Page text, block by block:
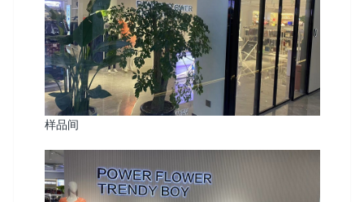
样品间